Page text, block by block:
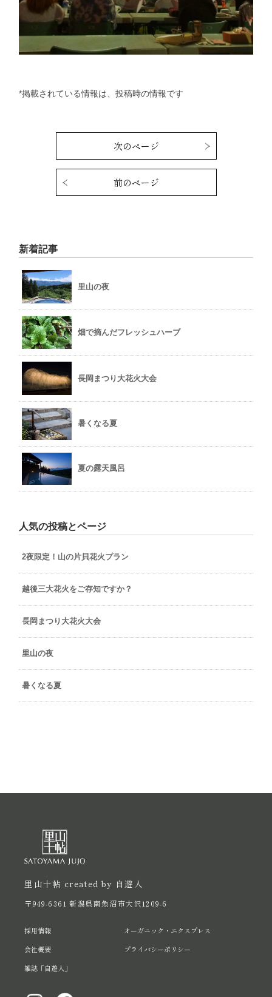
*掲載されている情報は、投稿時の情報です
次のページ
前のページ
新着記事
里山の夜
畑で摘んだフレッシュハーブ
長岡まつり大花火大会
暑くなる夏
夏の露天風呂
人気の投稿とページ
2夜限定！山の片貝花火プラン
越後三大花火をご存知ですか？
長岡まつり大花火大会
里山の夜
暑くなる夏
里山十帖 created by 自遊人
〒949-6361 新潟県南魚沼市大沢1209-6
採用情報
会社概要
雑誌「自遊人」
オーガニック・エクスプレス
プライバシーポリシー